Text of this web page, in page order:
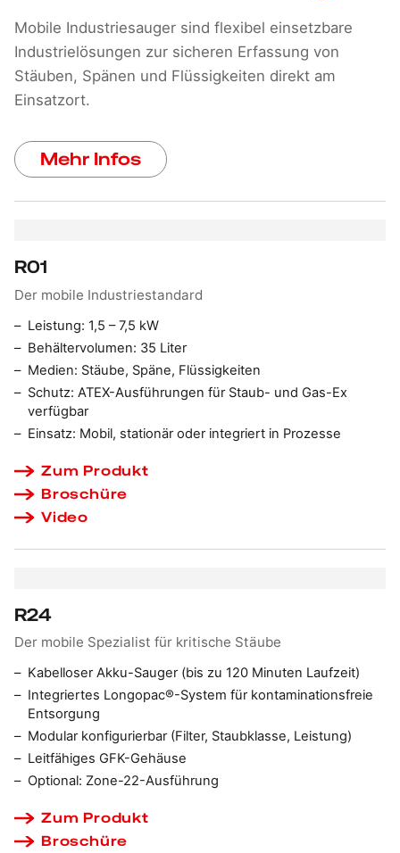
Mobile Industriesauger sind flexibel einsetzbare
Industrie­lösungen zur sicheren Erfassung von
Stäuben, Spänen und Flüssigkeiten direkt am
Einsatzort.
Mehr Infos
R01
Der mobile Industriestandard
Leistung: 1,5 – 7,5 kW
Behältervolumen: 35 Liter
Medien: Stäube, Späne, Flüssigkeiten
Schutz: ATEX-Ausführungen für Staub- und Gas-Ex
verfügbar
Einsatz: Mobil, stationär oder integriert in Prozesse
Zum Produkt
Broschüre
Video
R24
Der mobile Spezialist für kritische Stäube
Kabelloser Akku-Sauger (bis zu 120 Minuten Laufzeit)
Integriertes Longopac®-System für kontaminationsfreie
Entsorgung
Modular konfigurierbar (Filter, Staubklasse, Leistung)
Leitfähiges GFK-Gehäuse
Optional: Zone-22-Ausführung
Zum Produkt
Broschüre